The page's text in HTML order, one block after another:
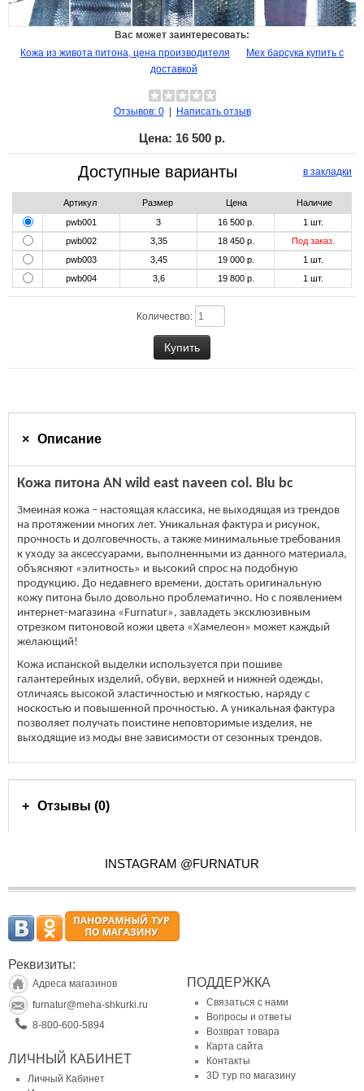
Вас может заинтересовать:
Кожа из живота питона, цена производителя
Мех барсука купить с
доставкой
Отзывов: 0| Написать отзыв
Цена: 16 500 р.
в закладки
Доступные варианты
Артикул Размер Цена
Наличие
pwb001
3 16 500 р. 1 шт.
pwb002
3,35 18 450 р.
Под заказ.
pwb003
3,45 19 000 р. 1 шт.
pwb004
3,6 19 800 р. 1 шт.
Количество:
Описание
Кожа питона AN wild east naveen col. Blu bc
Змеиная кожа – настоящая классика, не выходящая из трендов
на протяжении многих лет. Уникальная фактура и рисунок,
прочность и долговечность, а также минимальные требования
к уходу за аксессуарами, выполненными из данного материала,
объясняют «элитность» и высокий спрос на подобную
продукцию. До недавнего времени, достать оригинальную
кожу питона было довольно проблематично. Но с появлением
интернет-магазина «Furnatur», завладеть эксклюзивным
отрезком питоновой кожи цвета «Хамелеон» может каждый
желающий!
Кожа испанской выделки используется при пошиве
галантерейных изделий, обуви, верхней и нижней одежды,
отличаясь высокой эластичностью и мягкостью, наряду с
носкостью и повышенной прочностью. А уникальная фактура
позволяет получать поистине неповторимые изделия, не
выходящие из моды вне зависимости от сезонных трендов.
Отзывы (0)
INSTAGRAM @FURNATUR
Реквизиты:
Адреса магазинов
furnatur@meha-shkurki.ru
8-800-600-5894
ЛИЧНЫЙ КАБИНЕТ
Личный Кабинет
ПОДДЕРЖКА
Связаться с нами
Вопросы и ответы
Возврат товара
Карта сайта
Контакты
3D тур по магазину